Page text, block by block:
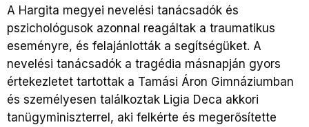
A Hargita megyei nevelési tanácsadók és
pszichológusok azonnal reagáltak a traumatikus
eseményre, és felajánlották a segítségüket. A
nevelési tanácsadók a tragédia másnapján gyors
értekezletet tartottak a Tamási Áron Gimnáziumban
és személyesen találkoztak Ligia Deca akkori
tanügyminiszterrel, aki felkérte és megerősítette